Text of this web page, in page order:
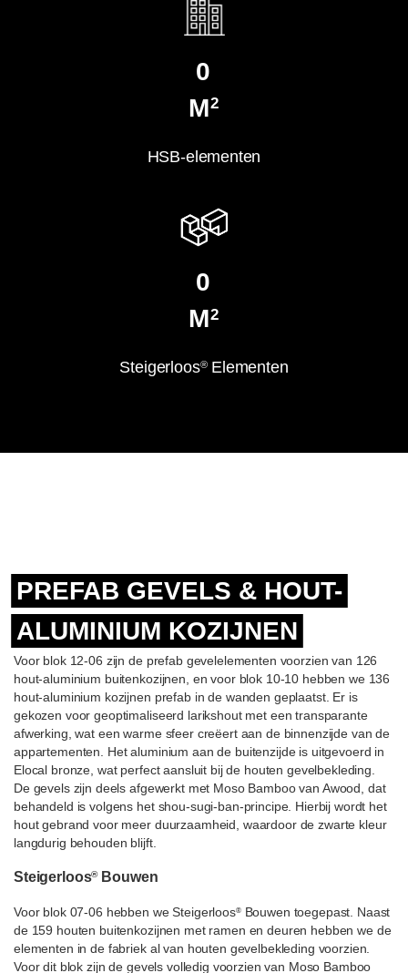
0
M2
HSB-elementen
0
M2
Steigerloos®Elementen
PREFAB GEVELS & HOUT-
ALUMINIUM KOZIJNEN
Voor blok 12-06 zijn de prefab gevelelementen voorzien van 126
hout-aluminium buitenkozijnen, en voor blok 10-10 hebben we 136
hout-aluminium kozijnen prefab in de wanden geplaatst. Er is
gekozen voor geoptimaliseerd larikshout met een transparante
afwerking, wat een warme sfeer creëert aan de binnenzijde van de
appartementen. Het aluminium aan de buitenzijde is uitgevoerd in
Elocal bronze, wat perfect aansluit bij de houten gevelbekleding.
De gevels zijn deels afgewerkt met Moso Bamboo van Awood, dat
behandeld is volgens het shou-sugi-ban-principe. Hierbij wordt het
hout gebrand voor meer duurzaamheid, waardoor de zwarte kleur
langdurig behouden blijft.
Steigerloos®Bouwen
Voor blok 07-06 hebben we Steigerloos®Bouwen toegepast. Naast
de 159 houten buitenkozijnen met ramen en deuren hebben we de
elementen in de fabriek al van houten gevelbekleding voorzien.
Voor dit blok zijn de gevels volledig voorzien van Moso Bamboo